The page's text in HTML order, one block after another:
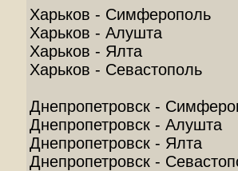
Харьков - Симферополь
Харьков - Алушта
Харьков - Ялта
Харьков - Севастополь
Днепропетровск -
Днепропетровск - Алушта
Днепропетровск - Ялта
Днепропетровск -